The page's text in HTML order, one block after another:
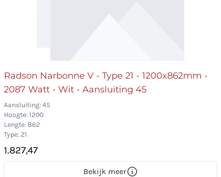
Radson Narbonne V - Type 21 - 1200x862mm -
2087 Watt - Wit - Aansluiting 45
Aansluiting: 45
Hoogte: 1200
Lengte: 862
Type: 21
1.827,47
Bekijk meer